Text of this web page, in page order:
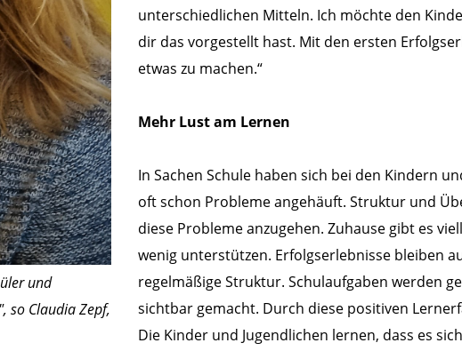
und
so Claudia Zepf,
unterschiedlichen Mitteln. Ich möchte den
dir das vorgestellt hast. Mit den ersten
etwas zu machen.“
Mehr Lust am Lernen
In Sachen Schule haben sich bei den Kindern
oft schon Probleme angehäuft. Struktur und
diese Probleme anzugehen. Zuhause gibt es
wenig unterstützen. Erfolgserlebnisse bleiben
regelmäßige Struktur. Schulaufgaben werden
sichtbar gemacht. Durch diese positiven
Die Kinder und Jugendlichen lernen, dass es